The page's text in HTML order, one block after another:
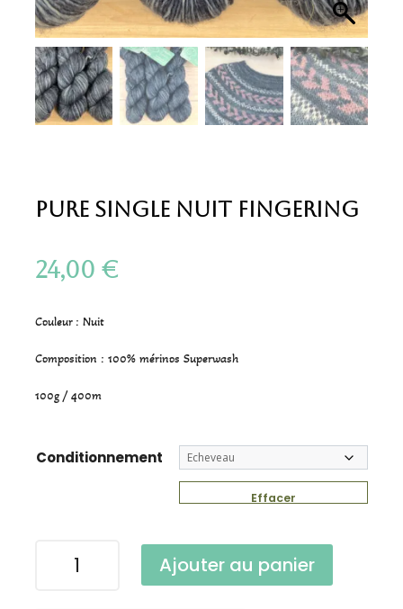
Pure Single Nuit Fingering
24,00 €
Couleur : Nuit
Composition : 100% mérinos Superwash
100g / 400m
Conditionnement
Effacer
Ajouter au panier